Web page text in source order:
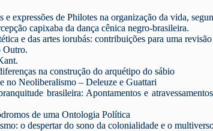
e expressões de Philotes na organização da vida,
capixaba da dança cênica negro-brasileira.
e das artes iorubás: contribuições para uma
Outro.
na construção do arquétipo do sábio
no Neoliberalismo – Deleuze e Guattari
brasileira: Apontamentos e
de uma Ontologia Política
o despertar do sono da colonialidade e o